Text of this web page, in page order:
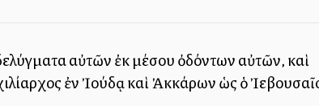
αὐτῶν ἐκ μέσου ὀδόντων αὐτῶν, καὶ
ἐν Ἰούδᾳ καὶ Ἀκκάρων ὡς ὁ